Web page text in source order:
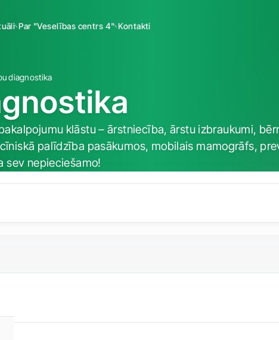
Par "Veselības centrs 4" Kontakti
diagnostika
klāstu – ārstniecība, ārstu izbraukumi,
palīdzība pasākumos, mobilais mamogrāfs,
sev nepieciešamo!